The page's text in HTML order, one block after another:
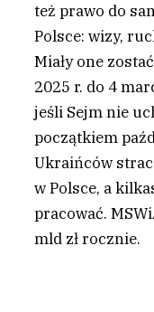
też prawo do
Polsce: wizy,
Miały one
2025 r. do 4
jeśli Sejm nie
początkiem
Ukraińców
w Polsce, a
pracować.
mld zł rocznie.